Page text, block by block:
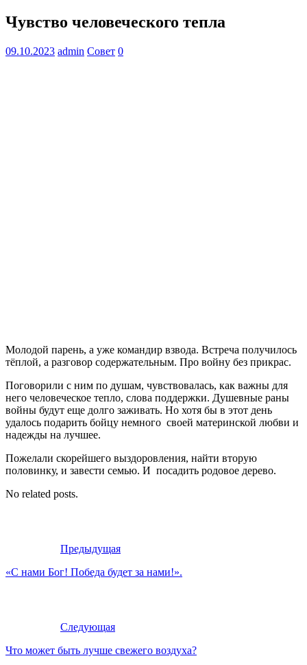
Чувство человеческого тепла
09.10.2023 admin Совет 0
Молодой парень, а уже командир взвода. Встреча получилось
тёплой, а разговор содержательным. Про войну без прикрас.
Поговорили с ним по душам, чувствовалась, как важны для
него человеческое тепло, слова поддержки. Душевные раны
войны будут еще долго заживать. Но хотя бы в этот день
удалось подарить бойцу немного своей материнской любви и
надежды на лучшее.
Пожелали скорейшего выздоровления, найти вторую
половинку, и завести семью. И посадить родовое дерево.
No related posts.
Предыдущая
«С нами Бог! Победа будет за нами!».
Следующая
Что может быть лучше свежего воздуха?